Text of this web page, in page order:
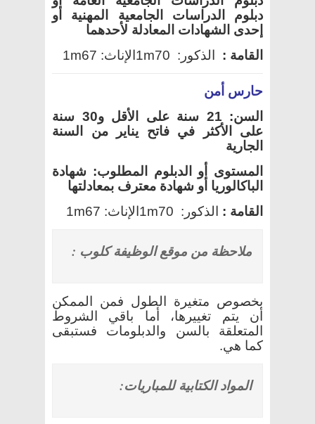
دبلوم الدراسات الجامعية المهنية أو
إحدى الشهادات المعادلة لأحدهما
القامة : الذكور: 1m70 الإناث: 1m67
حارس أمن
السن: 21 سنة على الأقل و30 سنة
على الأكثر في فاتح يناير من السنة
الجارية
المستوى أو الدبلوم المطلوب: شهادة
الباكالوريا أو شهادة معترف بمعادلتها
القامة : الذكور: 1m70 الإناث: 1m67
ملاحظة من موقع الوظيفة كلوب :
بخصوص متغيرة الطول فمن الممكن
أن يتم تغييرها، أما باقي الشروط
المتعلقة بالسن والدبلومات فستبقى
كما هي.
المواد الكتابية للمباريات: